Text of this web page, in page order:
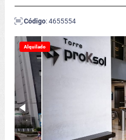
Código: 4655554
Alquilado